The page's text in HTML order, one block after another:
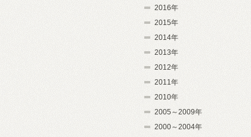
2016年
2015年
2014年
2013年
2012年
2011年
2010年
2005～2009年
2000～2004年